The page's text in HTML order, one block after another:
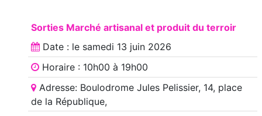
Sorties Marché artisanal et produit du terroir
Date : le samedi 13 juin 2026
Horaire : 10h00 à 19h00
Adresse: Boulodrome Jules Pelissier, 14, place
de la République,